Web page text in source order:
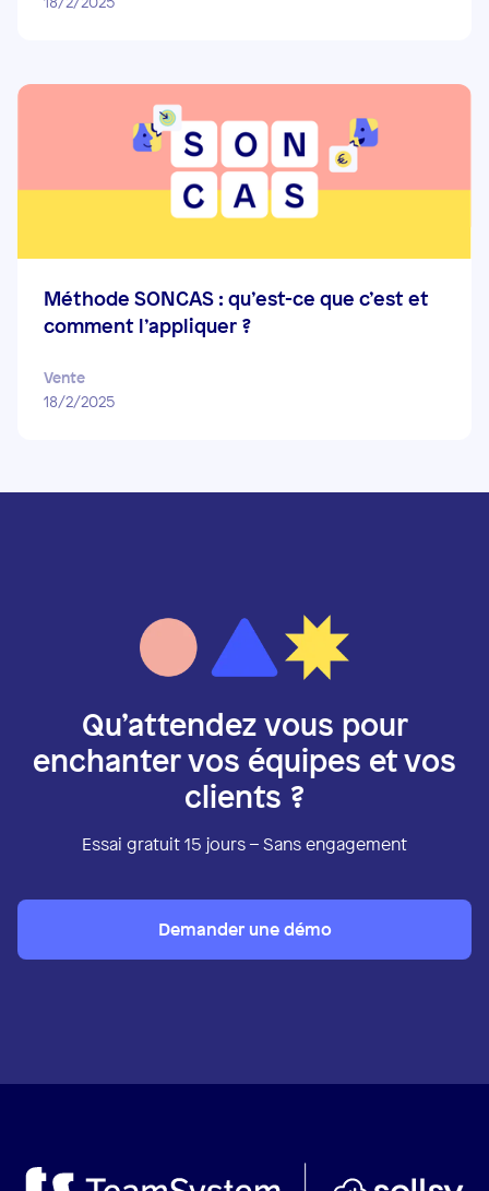
Méthode SONCAS : qu’est-ce que c’est et
comment l’appliquer ?
Vente
18/2/2025
Qu’attendez vous pour
enchanter vos équipes et vos
clients ?
Essai gratuit 15 jours – Sans engagement
Demander une démo